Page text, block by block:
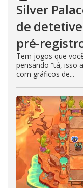
Silver
de
pré-
Tem jogos que
pensando “tá, isso
com gráficos de...